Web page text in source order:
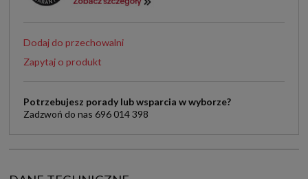
Dodaj do przechowalni
Zapytaj o produkt
Potrzebujesz porady lub wsparcia w wyborze?
Zadzwoń do nas 696 014 398